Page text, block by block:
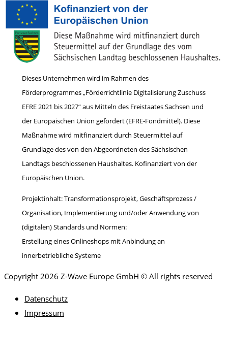
Dieses Unternehmen wird im Rahmen des
Förderprogrammes „Förderrichtlinie Digitalisierung Zuschuss
EFRE 2021 bis 2027“ aus Mitteln des Freistaates Sachsen und
der Europäischen Union gefördert (EFRE-Fondmittel). Diese
Maßnahme wird mitfinanziert durch Steuermittel auf
Grundlage des von den Abgeordneten des Sächsischen
Landtags beschlossenen Haushaltes. Kofinanziert von der
Europäischen Union.
Projektinhalt: Transformationsprojekt, Geschäftsprozess /
Organisation, Implementierung und/oder Anwendung von
(digitalen) Standards und Normen:
Erstellung eines Onlineshops mit Anbindung an
innerbetriebliche Systeme
Copyright 2026 Z-Wave Europe GmbH © All rights reserved
Datenschutz
Impressum